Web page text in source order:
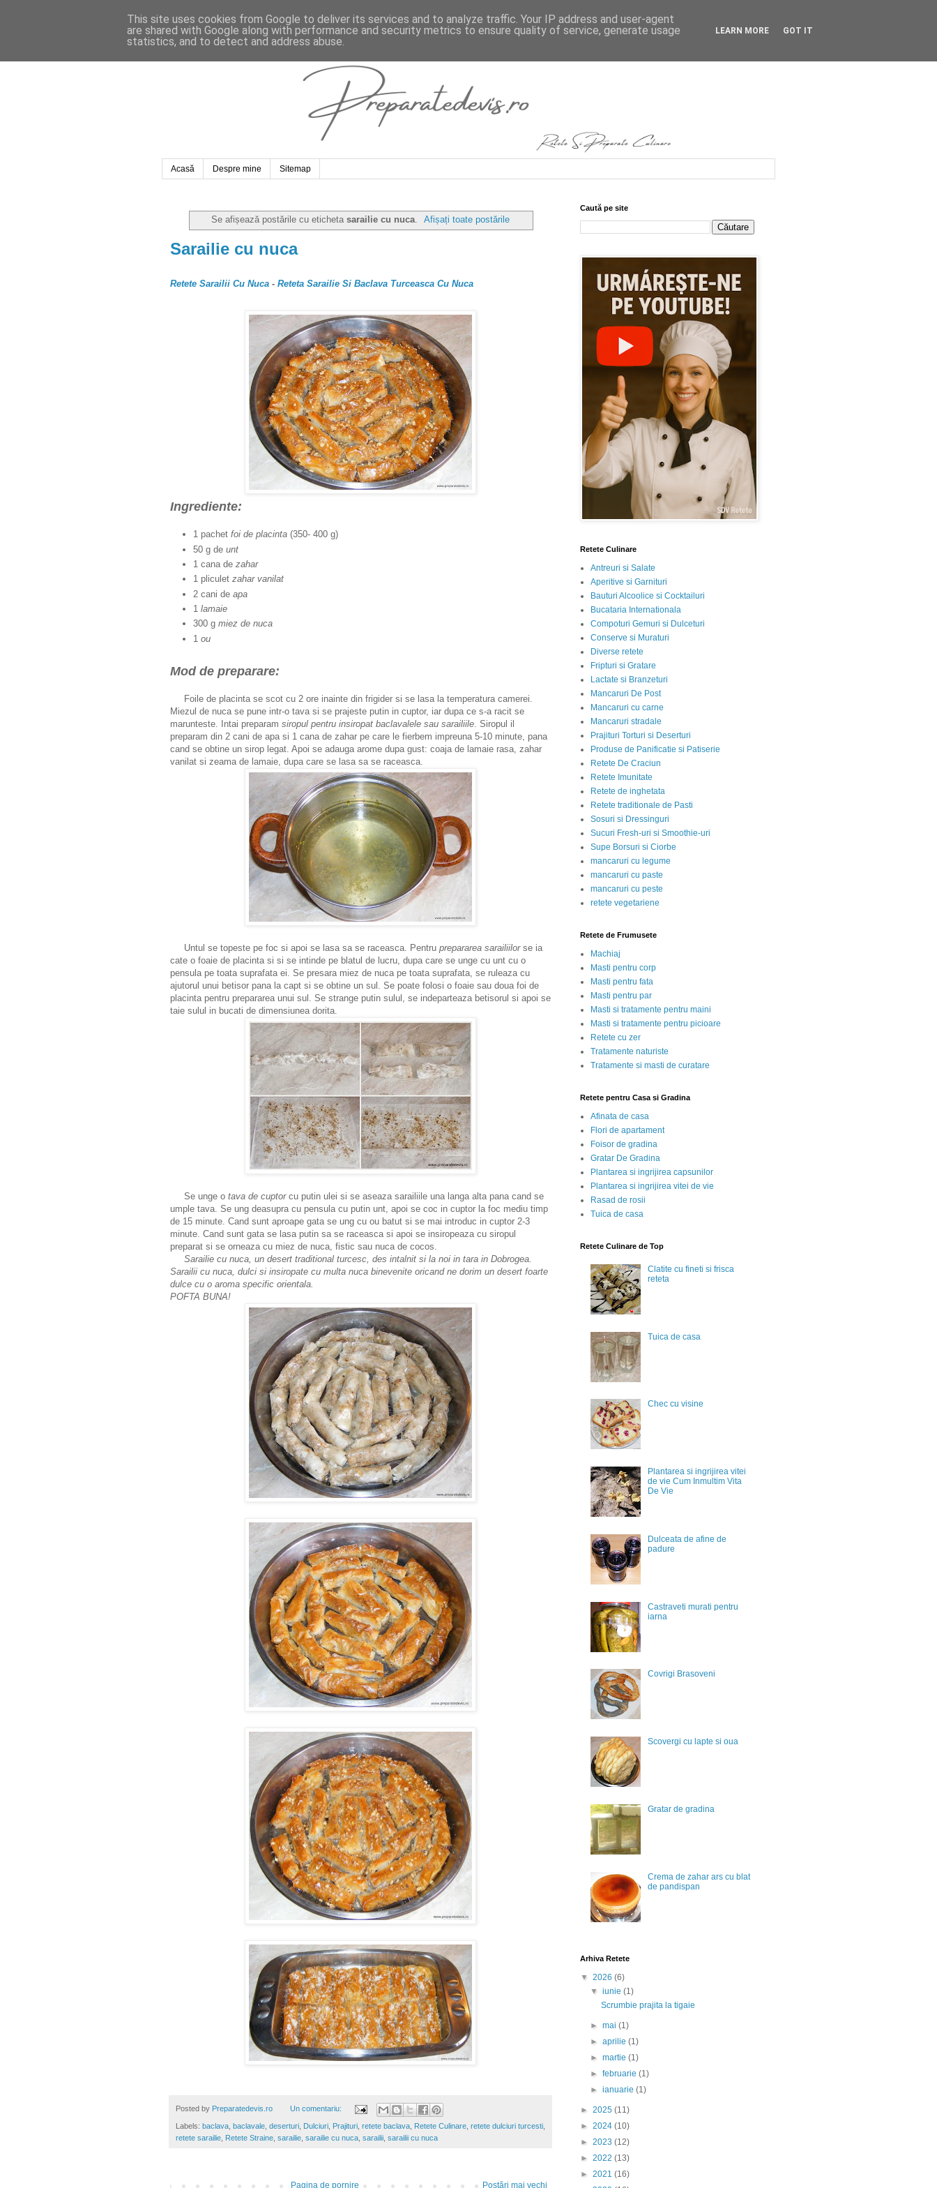
Acasă Despre mine Sitemap
Se afișează postările cu eticheta sarailie cu nuca. Afișați toate postările
Sarailie cu nuca
Retete Sarailii Cu Nuca - Reteta Sarailie Si Baclava Turceasca Cu Nuca
Ingrediente:
1 pachet foi de placinta (350- 400 g)
50 g de unt
1 cana de zahar
1 pliculet zahar vanilat
2 cani de apa
1 lamaie
300 g miez de nuca
1 ou
Mod de preparare:
Foile de placinta se scot cu 2 ore inainte din frigider si se lasa la temperatura camerei.
Miezul de nuca se pune intr-o tava si se prajeste putin in cuptor, iar dupa ce s-a racit se
marunteste. Intai preparam siropul pentru insiropat baclavalele sau sarailiile. Siropul il
preparam din 2 cani de apa si 1 cana de zahar pe care le fierbem impreuna 5-10 minute, pana
cand se obtine un sirop legat. Apoi se adauga arome dupa gust: coaja de lamaie rasa, zahar
vanilat si zeama de lamaie, dupa care se lasa sa se raceasca.
Untul se topeste pe foc si apoi se lasa sa se raceasca. Pentru prepararea sarailiilorse ia
cate o foaie de placinta si si se intinde pe blatul de lucru, dupa care se unge cu unt cu o
pensula pe toata suprafata ei. Se presara miez de nuca pe toata suprafata, se ruleaza cu
ajutorul unui betisor pana la capt si se obtine un sul. Se poate folosi o foaie sau doua foi de
placinta pentru prepararea unui sul. Se strange putin sulul, se indeparteaza betisorul si apoi se
taie sulul in bucati de dimensiunea dorita.
Se unge o tava de cuptorcu putin ulei si se aseaza sarailiile una langa alta pana cand se
umple tava. Se ung deasupra cu pensula cu putin unt, apoi se coc in cuptor la foc mediu timp
de 15 minute. Cand sunt aproape gata se ung cu ou batut si se mai introduc in cuptor 2-3
minute. Cand sunt gata se lasa putin sa se raceasca si apoi se insiropeaza cu siropul
preparat si se orneaza cu miez de nuca, fistic sau nuca de cocos.
Sarailie cu nuca, un desert traditional turcesc, des intalnit si la noi in tara in Dobrogea.
Sarailii cu nuca, dulci si insiropate cu multa nuca binevenite oricand ne dorim un desert foarte
dulce cu o aroma specific orientala.
POFTA BUNA!
Posted by Preparatedevis.ro Un comentariu:
Labels: baclava baclavale deserturi Dulciuri Prajituri retete baclava Retete Culinare retete dulciuri turcesti
retete sarailie Retete Straine sarailie sarailie cu nuca sarailii sarailii cu nuca
Postări mai vechi
Pagina de pornire
Caută pe site
Retete Culinare
Antreuri si Salate
Aperitive si Garnituri
Bauturi Alcoolice si Cocktailuri
Bucataria Internationala
Compoturi Gemuri si Dulceturi
Conserve si Muraturi
Diverse retete
Fripturi si Gratare
Lactate si Branzeturi
Mancaruri De Post
Mancaruri cu carne
Mancaruri stradale
Prajituri Torturi si Deserturi
Produse de Panificatie si Patiserie
Retete De Craciun
Retete Imunitate
Retete de inghetata
Retete traditionale de Pasti
Sosuri si Dressinguri
Sucuri Fresh-uri si Smoothie-uri
Supe Borsuri si Ciorbe
mancaruri cu legume
mancaruri cu paste
mancaruri cu peste
retete vegetariene
Retete de Frumusete
Machiaj
Masti pentru corp
Masti pentru fata
Masti pentru par
Masti si tratamente pentru maini
Masti si tratamente pentru picioare
Retete cu zer
Tratamente naturiste
Tratamente si masti de curatare
Retete pentru Casa si Gradina
Afinata de casa
Flori de apartament
Foisor de gradina
Gratar De Gradina
Plantarea si ingrijirea capsunilor
Plantarea si ingrijirea vitei de vie
Rasad de rosii
Tuica de casa
Retete Culinare de Top
Clatite cu fineti si frisca
reteta
Tuica de casa
Chec cu visine
Plantarea si ingrijirea vitei
de vie Cum Inmultim Vita
De Vie
Dulceata de afine de
padure
Castraveti murati pentru
iarna
Covrigi Brasoveni
Scovergi cu lapte si oua
Gratar de gradina
Crema de zahar ars cu blat
de pandispan
Arhiva Retete
▼ 2026 (6)
▼iunie(1)
Scrumbie prajita la tigaie
►mai(1)
►aprilie(1)
►martie(1)
►februarie(1)
►ianuarie(1)
► 2025 (11)
► 2024 (10)
► 2023 (12)
► 2022 (13)
► 2021 (16)
This site uses cookies from Google to deliver its services and to analyze traffic. Your IP address and user-agent
are shared with Google along with performance and security metrics to ensure quality of service, generate usage
statistics, and to detect and address abuse.
LEARN MORE GOT IT